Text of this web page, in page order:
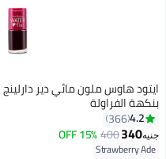
7
ايتود هاوس ملون مائي دير دارلينج
بنكهة الفراولة
4.2
366
جنيه340
400
15% OFF
Strawberry Ade